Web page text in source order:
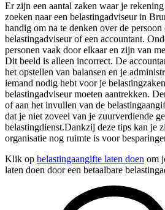
Er zijn een aantal zaken waar je
zoeken naar een belastingadviseur in
handig om na te denken over de
belastingadviseur of een accountant.
personen vaak door elkaar en zijn van
Dit beeld is alleen incorrect. De
het opstellen van balansen en je
iemand nodig hebt voor je
belastingadviseur moeten aantrekken.
of aan het invullen van de
dat je niet zoveel van je zuurverdiende
belastingdienst.Dankzij deze tips kan je
organisatie nog ruimte is voor
Klik op belastingaangifte laten doen om
laten doen door een betaalbare